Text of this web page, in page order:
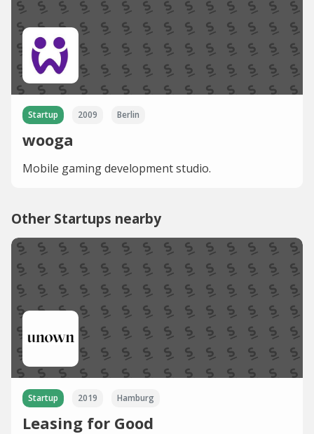
Startup 2009 Berlin
wooga
Mobile gaming development studio.
Other Startups nearby
Startup 2019 Hamburg
Leasing for Good